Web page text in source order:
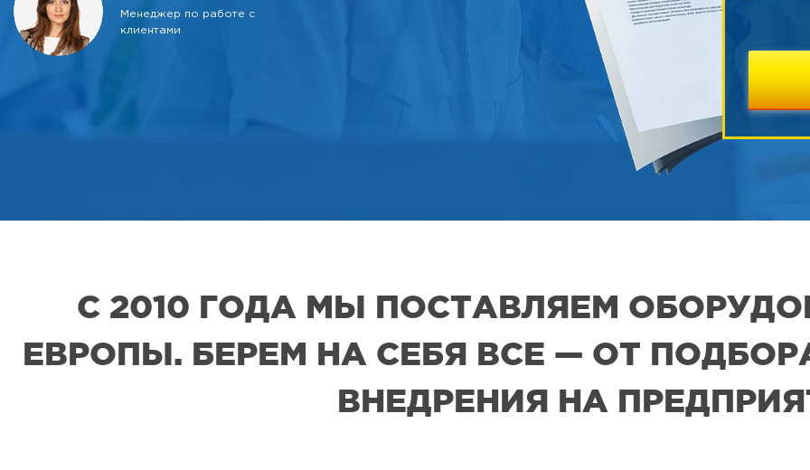
Менеджер по работе с
клиентами
С 2010 ГОДА МЫ ПОСТАВЛЯЕМ
ЕВРОПЫ. БЕРЕМ НА СЕБЯ ВСЕ — ОТ
ВНЕДРЕНИЯ НА